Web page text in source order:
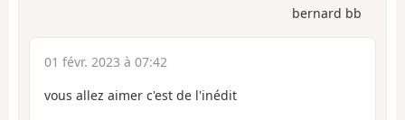
bernard bb
01 févr. 2023 à 07:42
vous allez aimer c'est de l'inédit